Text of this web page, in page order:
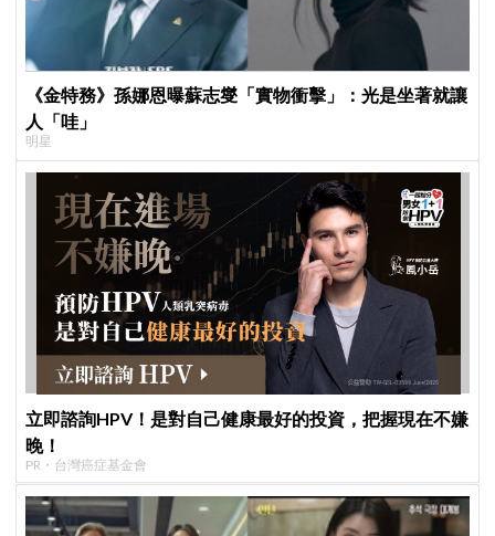
《金特務》孫娜恩曝蘇志燮「實物衝擊」：光是坐著就讓
人「哇」
明星
立即諮詢HPV！是對自己健康最好的投資，把握現在不嫌
晚！
PR・台灣癌症基金會